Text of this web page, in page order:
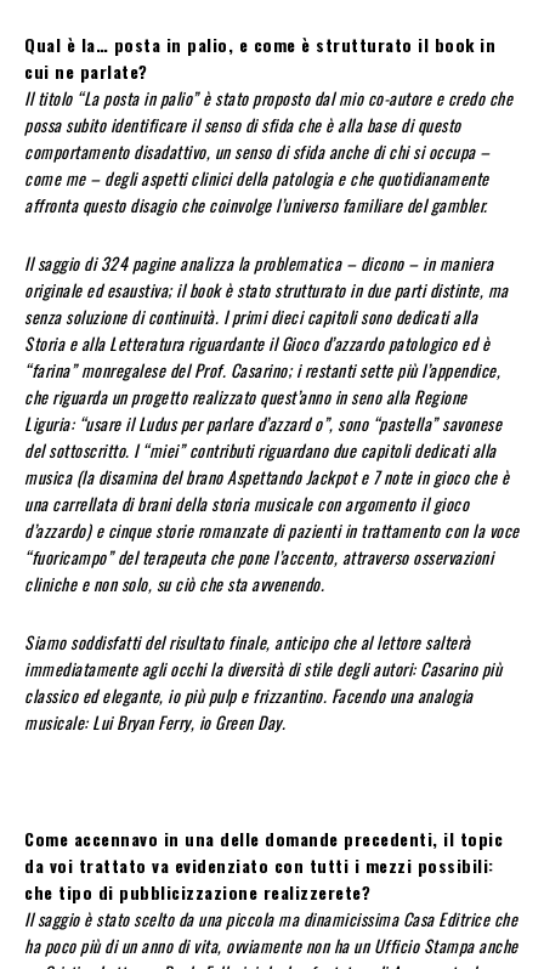
Qual è la… posta in palio, e come è strutturato il book in
cui ne parlate?
Il titolo “La posta in palio” è stato proposto dal mio co-autore e credo che
possa subito identificare il senso di sfida che è alla base di questo
comportamento disadattivo, un senso di sfida anche di chi si occupa –
come me – degli aspetti clinici della patologia e che quotidianamente
affronta questo disagio che coinvolge l’universo familiare del gambler.
Il saggio di 324 pagine analizza la problematica – dicono – in maniera
originale ed esaustiva; il book è stato strutturato in due parti distinte, ma
senza soluzione di continuità. I primi dieci capitoli sono dedicati alla
Storia e alla Letteratura riguardante il Gioco d’azzardo patologico ed è
“farina” monregalese del Prof. Casarino; i restanti sette più l’appendice,
che riguarda un progetto realizzato quest’anno in seno alla Regione
Liguria: “usare il Ludus per parlare d’azzard o”, sono “pastella” savonese
del sottoscritto. I “miei” contributi riguardano due capitoli dedicati alla
musica (la disamina del brano Aspettando Jackpot e 7 note in gioco che è
una carrellata di brani della storia musicale con argomento il gioco
d’azzardo) e cinque storie romanzate di pazienti in trattamento con la voce
“fuoricampo” del terapeuta che pone l’accento, attraverso osservazioni
cliniche e non solo, su ciò che sta avvenendo.
Siamo soddisfatti del risultato finale, anticipo che al lettore salterà
immediatamente agli occhi la diversità di stile degli autori: Casarino più
classico ed elegante, io più pulp e frizzantino. Facendo una analogia
musicale: Lui Bryan Ferry, io Green Day.
Come accennavo in una delle domande precedenti, il topic
da voi trattato va evidenziato con tutti i mezzi possibili:
che tipo di pubblicizzazione realizzerete?
Il saggio è stato scelto da una piccola ma dinamicissima Casa Editrice che
ha poco più di un anno di vita, ovviamente non ha un Ufficio Stampa anche